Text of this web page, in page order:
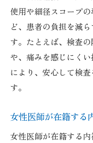
使用や細径スコープ
ど、患者の負担を減
す。たとえば、検査
や、痛みを感じにく
により、安心して検
す。
女性医師が在籍する
女性医師が在籍する